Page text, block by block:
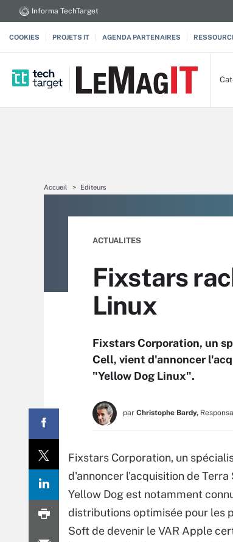
Informa TechTarget
COOKIES PROJETS IT AGENDA PARTENAIRES
Accueil Editeurs
ACTUALITES
Fixstars
Linux
Fixstars Corporation, un
Cell, vient d'annoncer
"Yellow Dog Linux".
par Christophe Bardy,
Fixstars Corporation, un
d'annoncer l'acquisition de
Yellow Dog est notamment
distributions optimisée pour les
Soft de devenir le VAR Apple